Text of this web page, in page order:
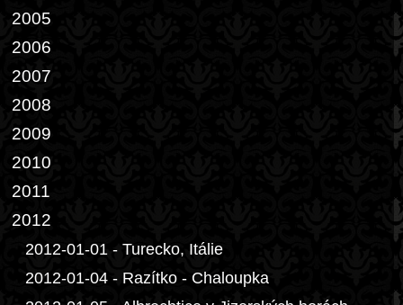
2005
2006
2007
2008
2009
2010
2011
2012
2012-01-01 - Turecko, Itálie
2012-01-04 - Razítko - Chaloupka